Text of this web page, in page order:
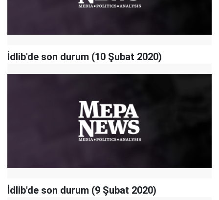
İdlib'de son durum (10 Şubat 2020)
İdlib'de son durum (9 Şubat 2020)